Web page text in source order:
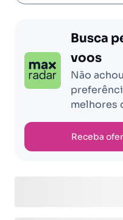
Busca
voos
Não
melhores
Receba